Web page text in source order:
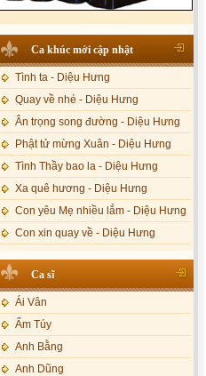
Ca khúc mới cập nhật
Tình ta - Diệu Hưng
Quay về nhé - Diệu Hưng
Ân trọng song đường - Diệu Hưng
Phật tử mừng Xuân - Diệu Hưng
Tình Thầy bao la - Diệu Hưng
Xa quê hương - Diệu Hưng
Con yêu Mẹ nhiều lắm - Diệu Hưng
Con xin quay về - Diệu Hưng
Nếu xa Phật - Diệu Hưng
Tình Lam - Kim Khánh & Hoàng
Vĩnh
Xin cho con niềm tin - Kim Linh
Quán Âm Mẹ hiền - Kim Linh
Ca sĩ
Ái Vân
Ẩm Túy
Anh Bằng
Anh Dũng